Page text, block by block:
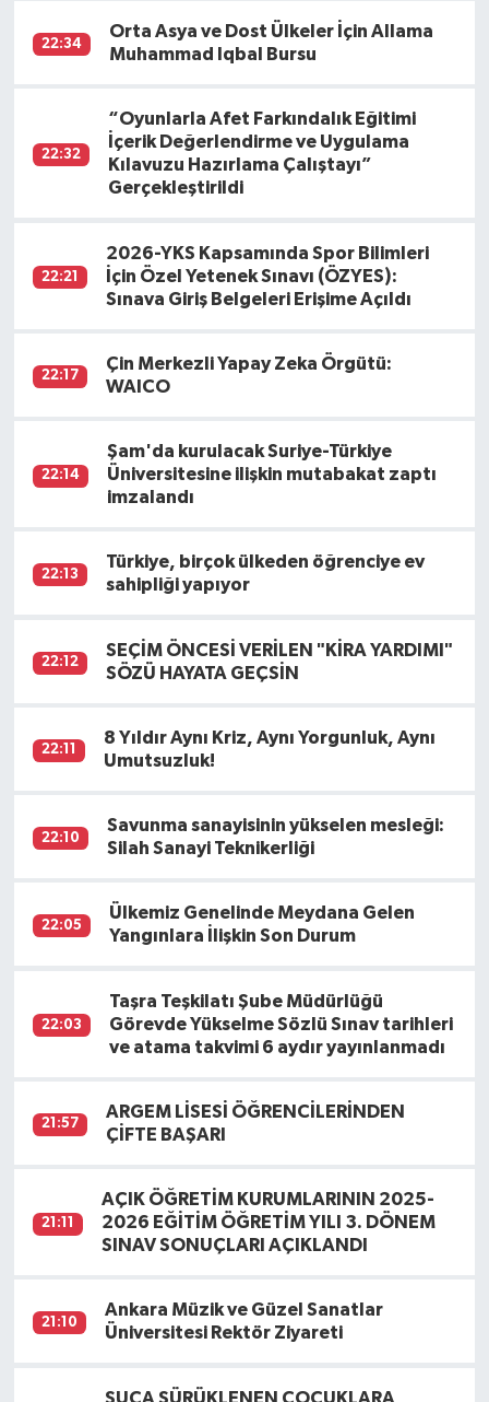
22:34
Orta Asya ve Dost Ülkeler İçin Allama
Muhammad Iqbal Bursu
22:32
“Oyunlarla Afet Farkındalık Eğitimi
İçerik Değerlendirme ve Uygulama
Kılavuzu Hazırlama Çalıştayı”
Gerçekleştirildi
22:21
2026-YKS Kapsamında Spor Bilimleri
İçin Özel Yetenek Sınavı (ÖZYES):
Sınava Giriş Belgeleri Erişime Açıldı
22:17
Çin Merkezli Yapay Zeka Örgütü:
WAICO
22:14
Şam'da kurulacak Suriye-Türkiye
Üniversitesine ilişkin mutabakat zaptı
imzalandı
22:13
Türkiye, birçok ülkeden öğrenciye ev
sahipliği yapıyor
22:12
SEÇİM ÖNCESİ VERİLEN "KİRA YARDIMI"
SÖZÜ HAYATA GEÇSİN
22:11
8 Yıldır Aynı Kriz, Aynı Yorgunluk, Aynı
Umutsuzluk!
22:10
Savunma sanayisinin yükselen mesleği:
Silah Sanayi Teknikerliği
22:05
Ülkemiz Genelinde Meydana Gelen
Yangınlara İlişkin Son Durum
22:03
Taşra Teşkilatı Şube Müdürlüğü
Görevde Yükselme Sözlü Sınav tarihleri
ve atama takvimi 6 aydır yayınlanmadı
21:57
ARGEM LİSESİ ÖĞRENCİLERİNDEN
ÇİFTE BAŞARI
21:11
AÇIK ÖĞRETİM KURUMLARININ 2025-
2026 EĞİTİM ÖĞRETİM YILI 3. DÖNEM
SINAV SONUÇLARI AÇIKLANDI
21:10
Ankara Müzik ve Güzel Sanatlar
Üniversitesi Rektör Ziyareti
SUÇA SÜRÜKLENEN ÇOCUKLARA